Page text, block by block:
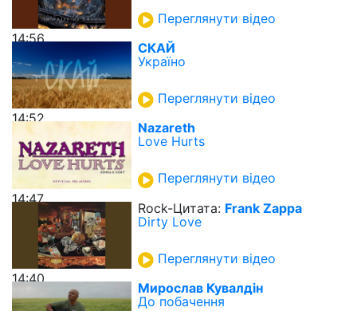
14:56
Переглянути відео
14:52
СКАЙ
Україно
Переглянути відео
14:47
Nazareth
Love Hurts
Переглянути відео
14:40
Rock-Цитата: Frank Zappa
Dirty Love
Переглянути відео
Мирослав Кувалдін
До побачення